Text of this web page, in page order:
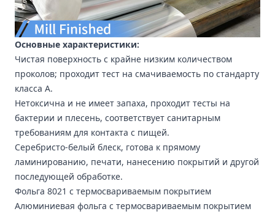
Основные характеристики:
Чистая поверхность с крайне низким количеством
проколов; проходит тест на смачиваемость по стандарту
класса А.
Нетоксична и не имеет запаха, проходит тесты на
бактерии и плесень, соответствует санитарным
требованиям для контакта с пищей.
Серебристо-белый блеск, готова к прямому
ламинированию, печати, нанесению покрытий и другой
последующей обработке.
Фольга 8021 с термосвариваемым покрытием
Алюминиевая фольга с термосвариваемым покрытием